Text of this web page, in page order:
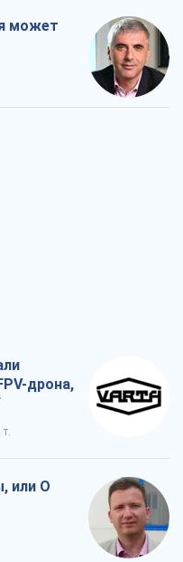
может
дрона,
т.
или О